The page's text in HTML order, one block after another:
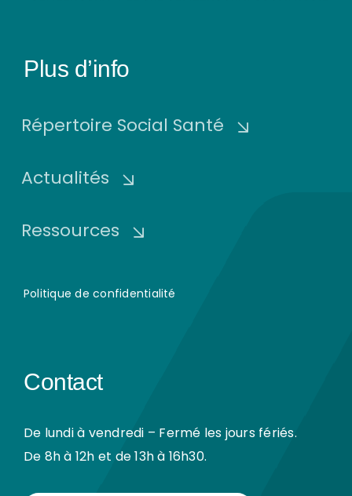
Plus d’info
Répertoire Social Santé
Actualités
Ressources
Politique de confidentialité
Contact
De lundi à vendredi – Fermé les jours fériés.
De 8h à 12h et de 13h à 16h30.